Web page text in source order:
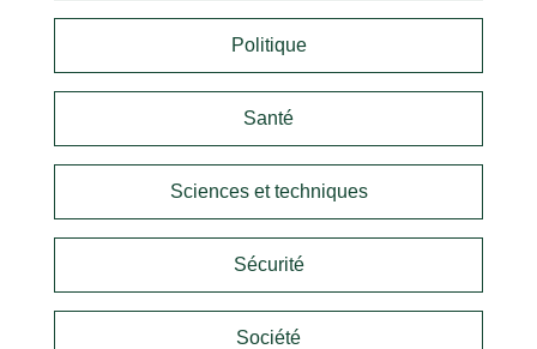
Politique
Santé
Sciences et techniques
Sécurité
Société